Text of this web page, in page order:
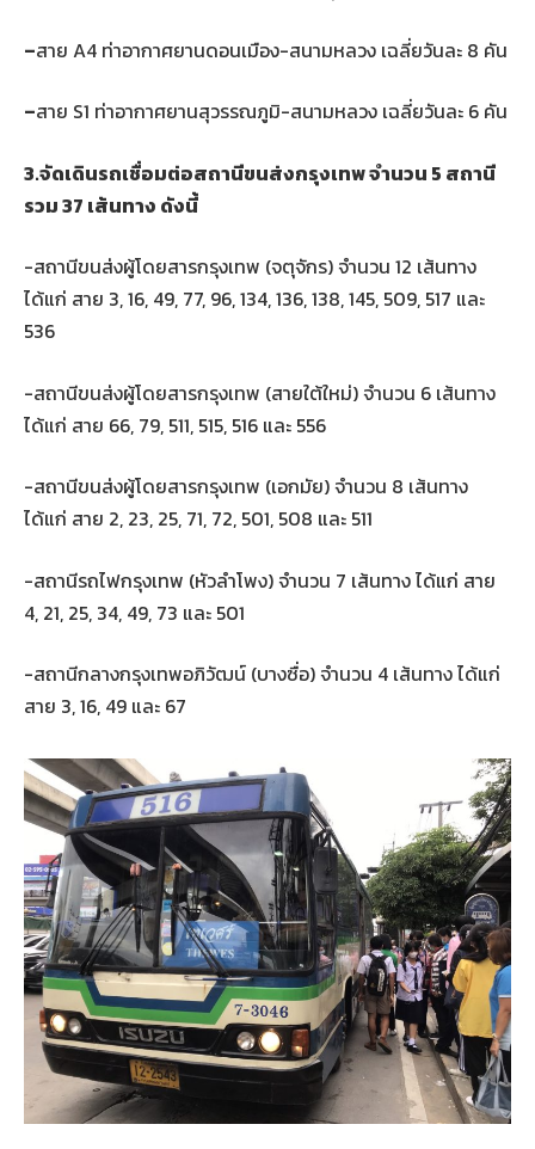
–สาย A4 ท่าอากาศยานดอนเมือง-สนามหลวง เฉลี่ยวันละ 8 คัน
–สาย S1 ท่าอากาศยานสุวรรณภูมิ-สนามหลวง เฉลี่ยวันละ 6 คัน
3.จัดเดินรถเชื่อมต่อสถานีขนส่งกรุงเทพ จำนวน 5 สถานี
รวม 37 เส้นทาง ดังนี้
-สถานีขนส่งผู้โดยสารกรุงเทพ (จตุจักร) จำนวน 12 เส้นทาง
ได้แก่ สาย 3, 16, 49, 77, 96, 134, 136, 138, 145, 509, 517 และ
536
-สถานีขนส่งผู้โดยสารกรุงเทพ (สายใต้ใหม่) จำนวน 6 เส้นทาง
ได้แก่ สาย 66, 79, 511, 515, 516 และ 556
-สถานีขนส่งผู้โดยสารกรุงเทพ (เอกมัย) จำนวน 8 เส้นทาง
ได้แก่ สาย 2, 23, 25, 71, 72, 501, 508 และ 511
-สถานีรถไฟกรุงเทพ (หัวลำโพง) จำนวน 7 เส้นทาง ได้แก่ สาย
4, 21, 25, 34, 49, 73 และ 501
-สถานีกลางกรุงเทพอภิวัฒน์ (บางซื่อ) จำนวน 4 เส้นทาง ได้แก่
สาย 3, 16, 49 และ 67